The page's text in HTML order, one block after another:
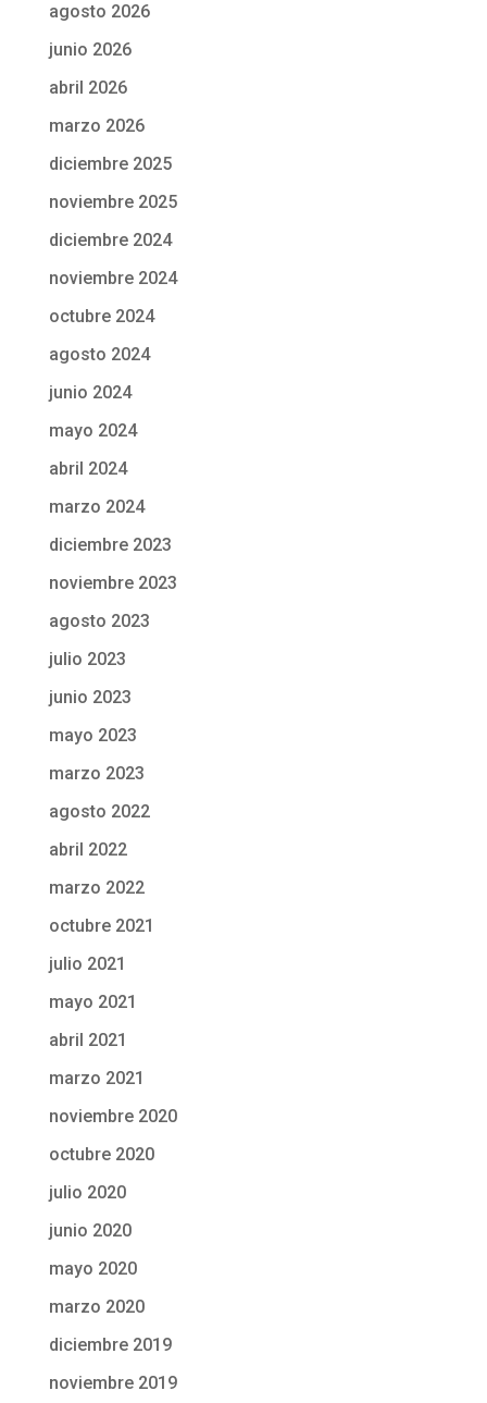
agosto 2026
junio 2026
abril 2026
marzo 2026
diciembre 2025
noviembre 2025
diciembre 2024
noviembre 2024
octubre 2024
agosto 2024
junio 2024
mayo 2024
abril 2024
marzo 2024
diciembre 2023
noviembre 2023
agosto 2023
julio 2023
junio 2023
mayo 2023
marzo 2023
agosto 2022
abril 2022
marzo 2022
octubre 2021
julio 2021
mayo 2021
abril 2021
marzo 2021
noviembre 2020
octubre 2020
julio 2020
junio 2020
mayo 2020
marzo 2020
diciembre 2019
noviembre 2019